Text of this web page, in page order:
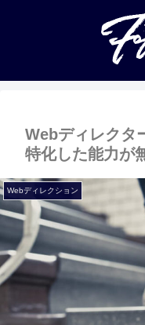
Webディレクタ
特化した能力が
Webディレクション